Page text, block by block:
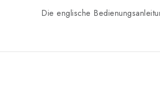
Die englische